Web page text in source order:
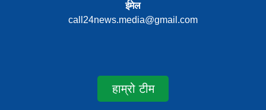
ईमेल
call24news.media@gmail.com
हाम्रो टीम